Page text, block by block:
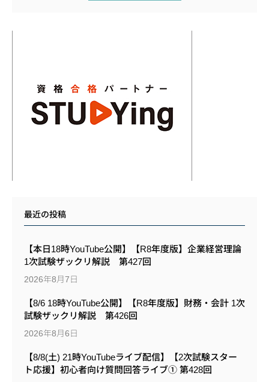
最近の投稿
【本日18時YouTube公開】【R8年度版】企業経営理論
1次試験ザックリ解説 第427回
2026年8月7日
【8/6 18時YouTube公開】【R8年度版】財務・会計 1次
試験ザックリ解説 第426回
2026年8月6日
【8/8(土) 21時YouTubeライブ配信】【2次試験スター
ト応援】初心者向け質問回答ライブ① 第428回